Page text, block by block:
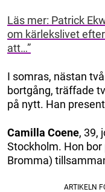
Läs mer: Patrick
om kärlekslivet
att…”
I somras, nästan
bortgång, träffade
på nytt. Han
Camilla Coene, 39,
Stockholm. Hon bor
Bromma)